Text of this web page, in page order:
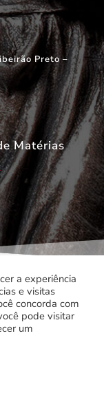
Preto –
Matérias
do Estado de
a experiência
e visitas
concorda com
pode visitar
um